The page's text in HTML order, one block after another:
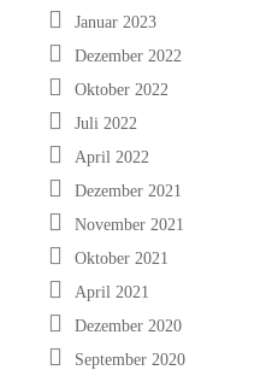
Januar 2023
Dezember 2022
Oktober 2022
Juli 2022
April 2022
Dezember 2021
November 2021
Oktober 2021
April 2021
Dezember 2020
September 2020